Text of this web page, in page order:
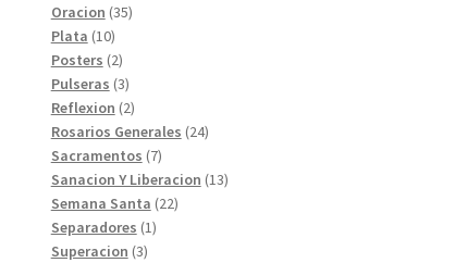
productos
Oracion 3535
Plata 1010
productos
Posters 22
productos
Pulseras 33
productos
Reflexion 22
productos
Rosarios Generales 2424
Sacramentos 77
productos
Sanacion Y Liberacion 1313
Semana Santa 2222
Separadores 11
Superacion 33